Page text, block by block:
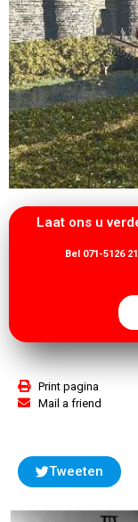
Laat ons u
Bel 071-5126
Print pagina
Mail a friend
Tweeten